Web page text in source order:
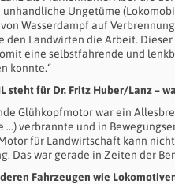
Ungetüme
Wasserdampf auf
Landwirten die Arbeit.
eine selbstfahrende und
konnte.“
steht für Dr. Fritz Huber/Lanz –
Glühkopfmotor war ein
…) verbrannte und in
für Landwirtschaft kann
Das war gerade in Zeiten der
Fahrzeugen wie